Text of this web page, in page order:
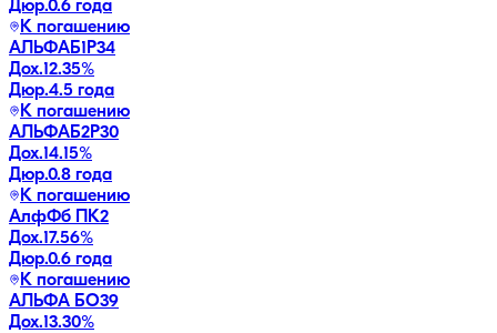
Дюр.0.6 года
К погашению
АЛЬФАБ1Р34
Дох.12.35%
Дюр.4.5 года
К погашению
АЛЬФАБ2Р30
Дох.14.15%
Дюр.0.8 года
К погашению
АлфФб ПК2
Дох.17.56%
Дюр.0.6 года
К погашению
АЛЬФА БО39
Дох.13.30%